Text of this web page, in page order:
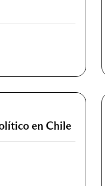
en Chile